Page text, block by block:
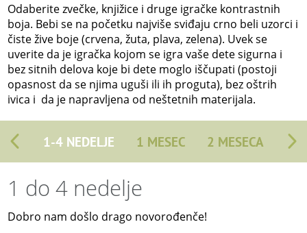
Odaberite zvečke, knjižice i druge igračke kontrastnih
boja. Bebi se na početku najviše sviđaju crno beli uzorci i
čiste žive boje (crvena, žuta, plava, zelena). Uvek se
uverite da je igračka kojom se igra vaše dete sigurna i
bez sitnih delova koje bi dete moglo iščupati (postoji
opasnost da se njima uguši ili ih proguta), bez oštrih
ivica i da je napravljena od neštetnih materijala.
1-4 NEDELJE 1 MESEC 2 MESECA
1 do 4 nedelje
Dobro nam došlo drago novorođenče!